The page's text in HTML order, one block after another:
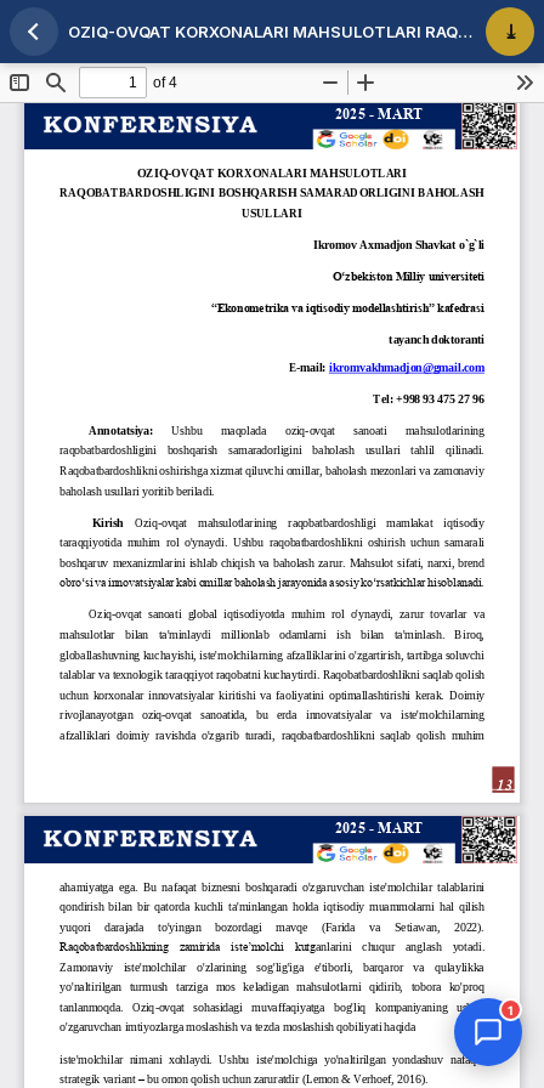
Maqola tafsilotlariga qaytish OZIQ-OVQAT KORXONALARI MAHSULOTLARI RAQOBATBARDOSHLIGINI BOSHQARISH SAMARADORLIGINI BAHOLASH USULLARI
1
Onlayn